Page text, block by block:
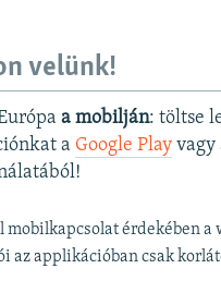
velünk!
a mobilján: töltse
a Google Playvagy
mobilkapcsolat érdekében a
az applikációban csak